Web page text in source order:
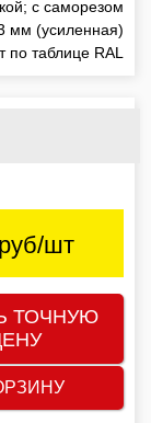
с саморезом
мм (усиленная)
таблице RAL
руб/шт
ТОЧНУЮ